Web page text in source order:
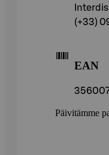
(+33)
EAN
Päivitämme